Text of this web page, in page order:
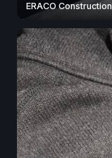
ERACO Construction